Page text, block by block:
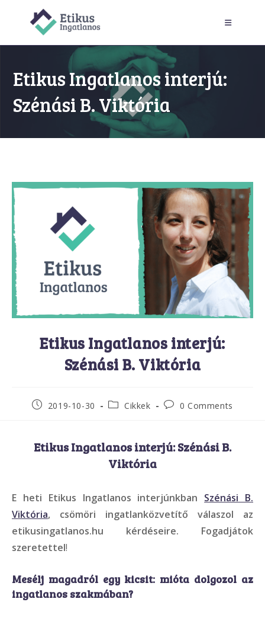
Etikus Ingatlanos interjú:
Szénási B. Viktória
Etikus Ingatlanos interjú:
Szénási B. Viktória
Post2019-10-30
PostCikkek
Post0 Comments
Etikus Ingatlanos interjú: Szénási B.
Viktória
E heti Etikus Ingatlanos interjúnkban Szénási B.
Viktória, csömöri ingatlanközvetítő válaszol az
etikusingatlanos.hu kérdéseire. Fogadjátok
szeretettel!
Mesélj magadról egy kicsit: mióta dolgozol az
ingatlanos szakmában?